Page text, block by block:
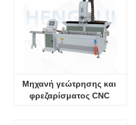
Μηχανή γεώτρησης και
φρεζαρίσματος CNC